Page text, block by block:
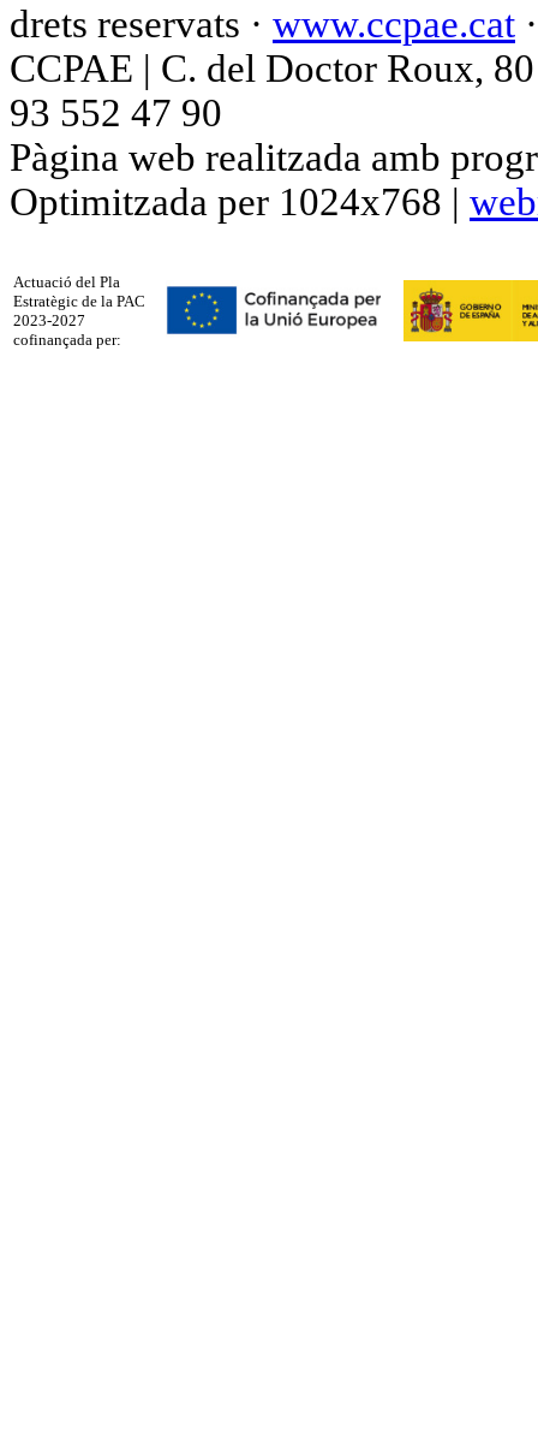
drets reservats · www.ccpae.cat
CCPAE | C. del Doctor Roux,
93 552 47 90
Pàgina web realitzada amb
Optimitzada per 1024x768 |
Actuació del Pla
Estratègic de la PAC
2023-2027
cofinançada per: